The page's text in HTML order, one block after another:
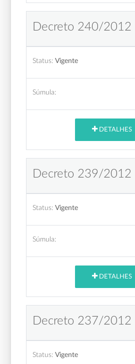
Decreto 240/2012
Status: Vigente
Súmula:
DETALHES
Decreto 239/2012
Status: Vigente
Súmula:
DETALHES
Decreto 237/2012
Status: Vigente